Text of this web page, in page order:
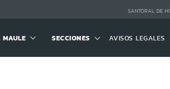
SANTORAL DE
MAULE SECCIONES AVISOS LEGALES